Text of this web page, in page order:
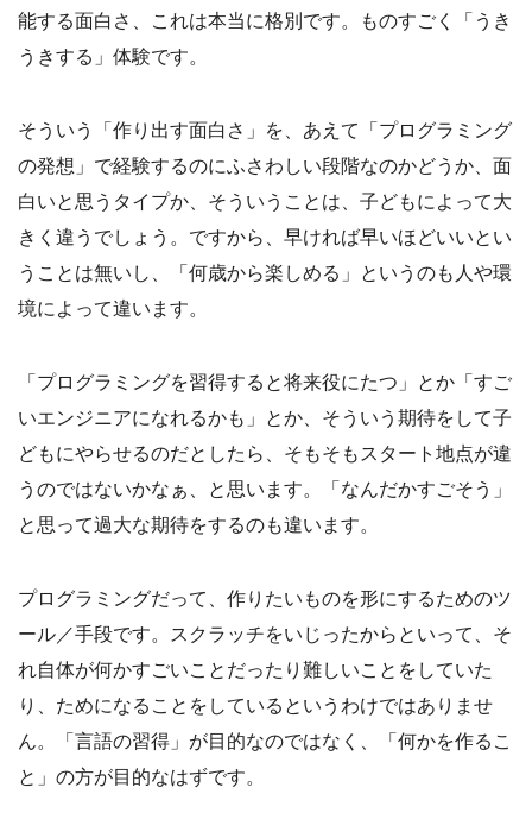
能する面白さ、これは本当に格別です。ものすごく「うき
うきする」体験です。
そういう「作り出す面白さ」を、あえて「プログラミング
の発想」で経験するのにふさわしい段階なのかどうか、面
白いと思うタイプか、そういうことは、子どもによって大
きく違うでしょう。ですから、早ければ早いほどいいとい
うことは無いし、「何歳から楽しめる」というのも人や環
境によって違います。
「プログラミングを習得すると将来役にたつ」とか「すご
いエンジニアになれるかも」とか、そういう期待をして子
どもにやらせるのだとしたら、そもそもスタート地点が違
うのではないかなぁ、と思います。「なんだかすごそう」
と思って過大な期待をするのも違います。
プログラミングだって、作りたいものを形にするためのツ
ール／手段です。スクラッチをいじったからといって、そ
れ自体が何かすごいことだったり難しいことをしていた
り、ためになることをしているというわけではありませ
ん。「言語の習得」が目的なのではなく、「何かを作るこ
と」の方が目的なはずです。